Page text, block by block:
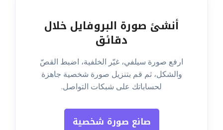
أنشئ صورة البروفايل خلال
دقائق
ارفع صورة سيلفي، غيّر الخلفية، اضبط القصّ
والشكل، ثم قم بتنزيل صورة شخصية جاهزة
لحساباتك على شبكات التواصل.
صانع صورة شخصية